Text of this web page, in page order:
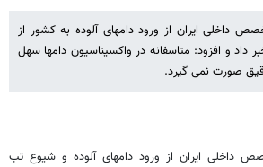
داخلی ایران از ورود دامهای آلوده به کشور از
و افزود: متاسفانه در واکسیناسیون دامها سهل
صورت نمی گیرد.
داخلی ایران از ورود دامهای آلوده و شیوع تب